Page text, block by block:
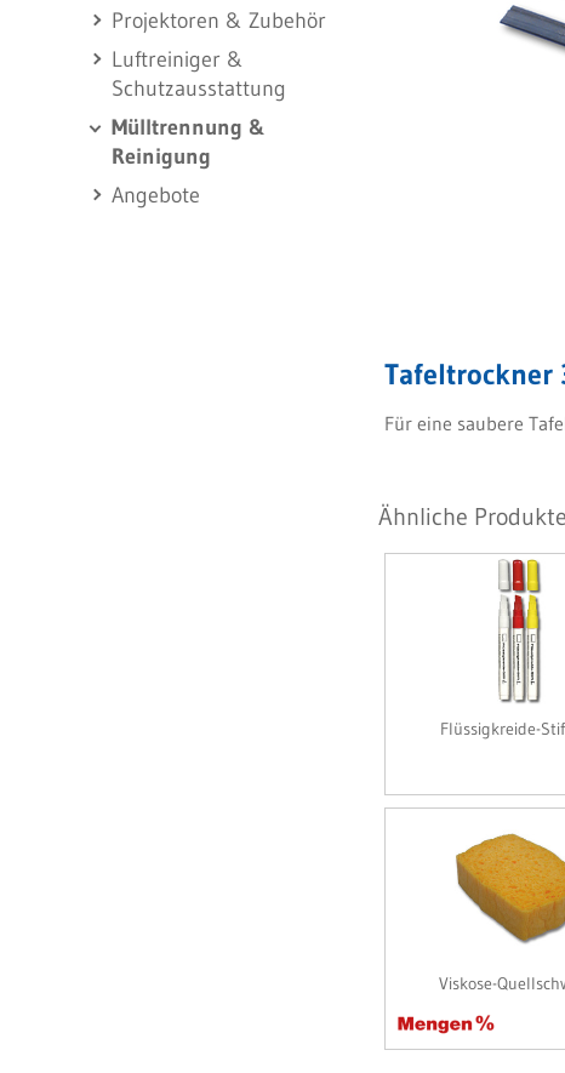
Projektoren & Zubehör
Luftreiniger &
Schutzausstattung
Mülltrennung &
Reinigung
Angebote
Tafeltrockner
Für eine saubere
Ähnliche
Flüssigkreide-
Viskose-